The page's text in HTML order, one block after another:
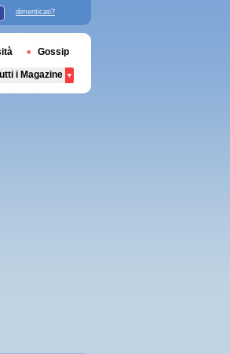
dimenticati?
Gossip
i Magazine